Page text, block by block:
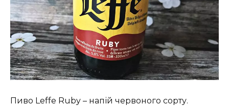
Пиво Leffe Ruby – напій червоного сорту.